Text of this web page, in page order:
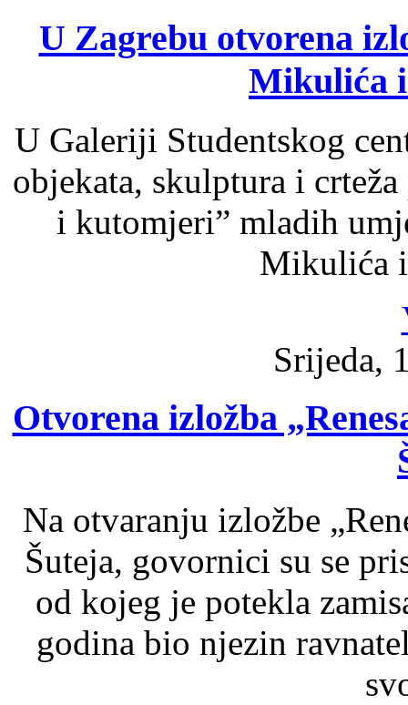
U Zagrebu otvorena
Mikulića
U Galeriji Studentskog
objekata, skulptura i
i kutomjeri” mladih
Mikulića
Srijeda,
Otvorena izložba
Na otvaranju izložbe
Šuteja, govornici su se
od kojeg je potekla
godina bio njezin